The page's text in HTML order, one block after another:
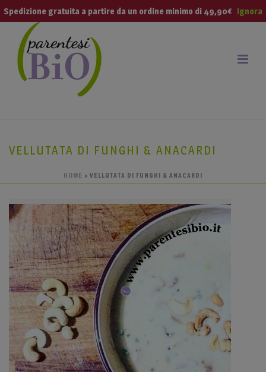
VELLUTATA DI FUNGHI & ANACARDI
HOME » VELLUTATA DI FUNGHI & ANACARDI
Spedizione gratuita a partire da un ordine minimo di 49,90€ Ignora
modal-check